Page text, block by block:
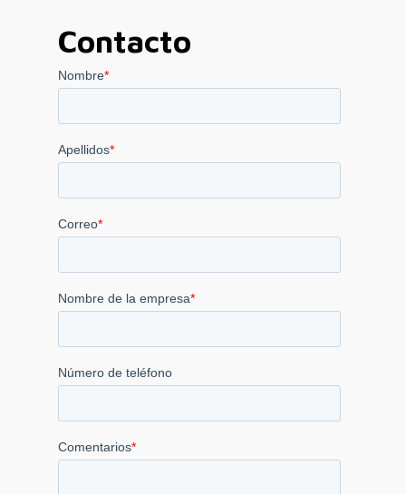
Contacto